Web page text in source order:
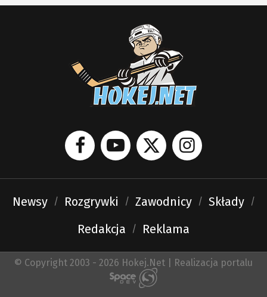
Newsy Rozgrywki Zawodnicy
Składy
Redakcja
Reklama
© Copyright 2003 - 2026 Hokej.Net | Realizacja portalu